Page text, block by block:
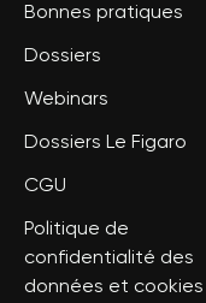
Bonnes pratiques
Dossiers
Webinars
Dossiers Le Figaro
CGU
Politique de
confidentialité des
données et cookies